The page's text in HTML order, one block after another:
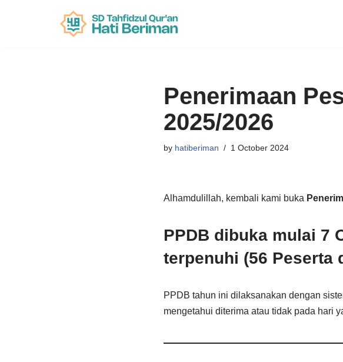
Penerimaan
2025/2026
by hatiberiman 1 October 2024
Alhamdulillah, kembali kami buka
PPDB dibuka mulai 7
terpenuhi (56 Peserta
PPDB tahun ini dilaksanakan dengan
mengetahui diterima atau tidak pada hari